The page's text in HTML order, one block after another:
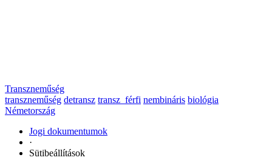
Transzneműség
transzneműség detransz transz_férfi nembináris biológia
Németország
Jogi dokumentumok
·
Sütibeállítások